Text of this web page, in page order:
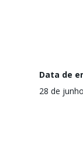
Data de
28 de